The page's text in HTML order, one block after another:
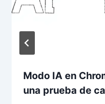
Modo IA en
una prueba de